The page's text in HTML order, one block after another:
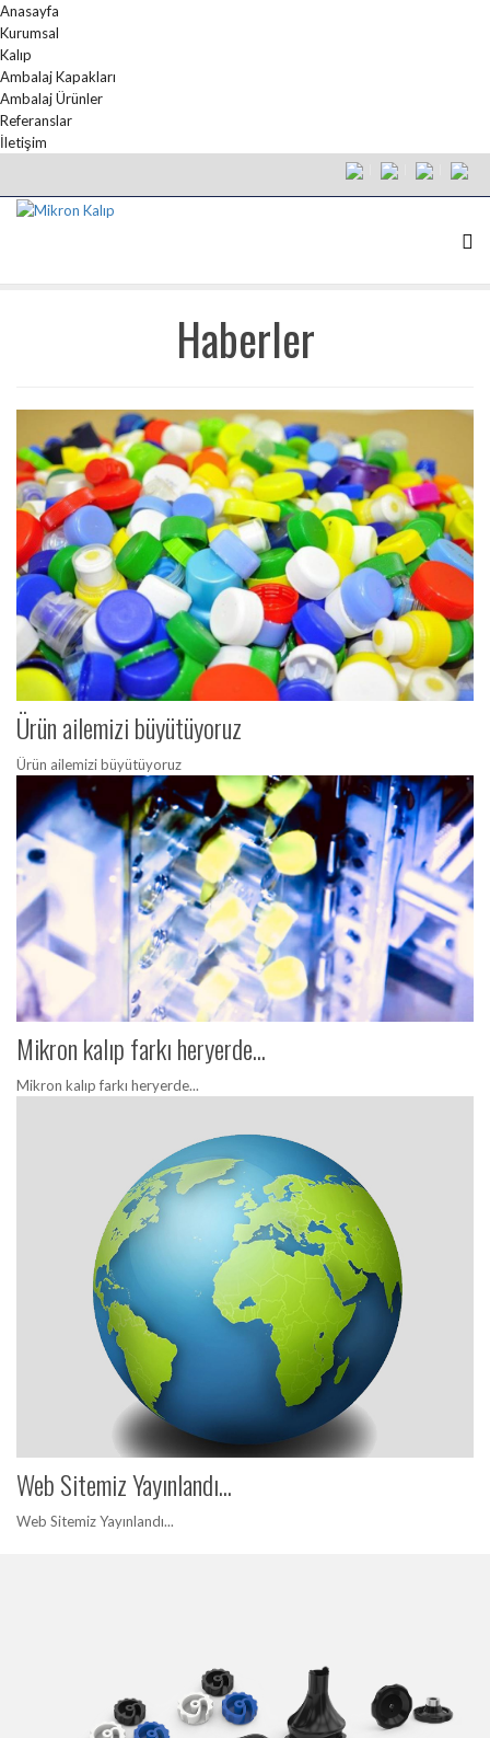
Anasayfa
Kurumsal
Kalıp
Ambalaj Kapakları
Ambalaj Ürünler
Referanslar
İletişim
Haberler
Ürün ailemizi büyütüyoruz
Ürün ailemizi büyütüyoruz
Mikron kalıp farkı heryerde...
Mikron kalıp farkı heryerde...
Web Sitemiz Yayınlandı...
Web Sitemiz Yayınlandı...